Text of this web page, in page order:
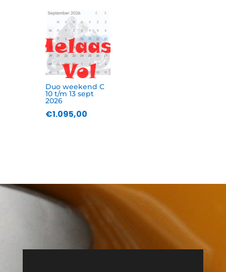
Duo weekend C
10 t/m 13 sept
2026
€1.095,00